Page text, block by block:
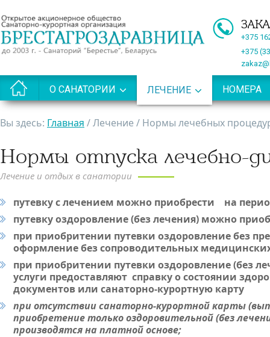
+375
+375
О САНАТОРИИ
ПРАВИЛА ПРИЕМА
РАЗВЛЕЧЕНИЕ И ДОСУГ
ФОТО И ВИДЕО
НОРМАТИВНЫЕ ДОКУМЕНТЫ
САНАТОРИЙ «АЛЕСЯ»
ОТЗЫВЫ
ДЕЯТЕЛЬНОСТЬ ОБЩЕСТВА
ПИШУТ О НАС..
ЛЕЧЕНИЕ
МЕДИЦИНСКИЕ УСЛУГИ
КОМПЛЕКСНЫЕ
НОРМЫ ЛЕЧЕБНЫХ
ГРАФИК РАБОТЫ
ЗАДАТЬ ВОПРОС ВРАЧУ
НОМЕРА
Вы здесь: Главная /Лечение / Нормы лечебных
Нормы отпуска лечебно-
Лечение и отдых в санатории
путевку с лечением можно приобрести на
путевку оздоровление (без лечения) можно
при приобритении путевки оздоровление без
оформление без сопроводительных
при приобритении путевки оздоровление (без
услуги предоставляют справку о состоянии
документов или санаторно-курортную карту
при отсутствии санаторно-курортной карты
приобретение только оздоровительной (без
производятся на платной основе;